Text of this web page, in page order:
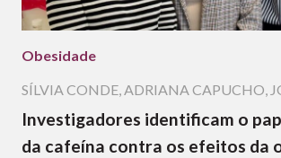
Obesidade
SÍLVIA CONDE,ADRIANA CAPUCHO,
Investigadores identificam o
da cafeína contra os efeitos da